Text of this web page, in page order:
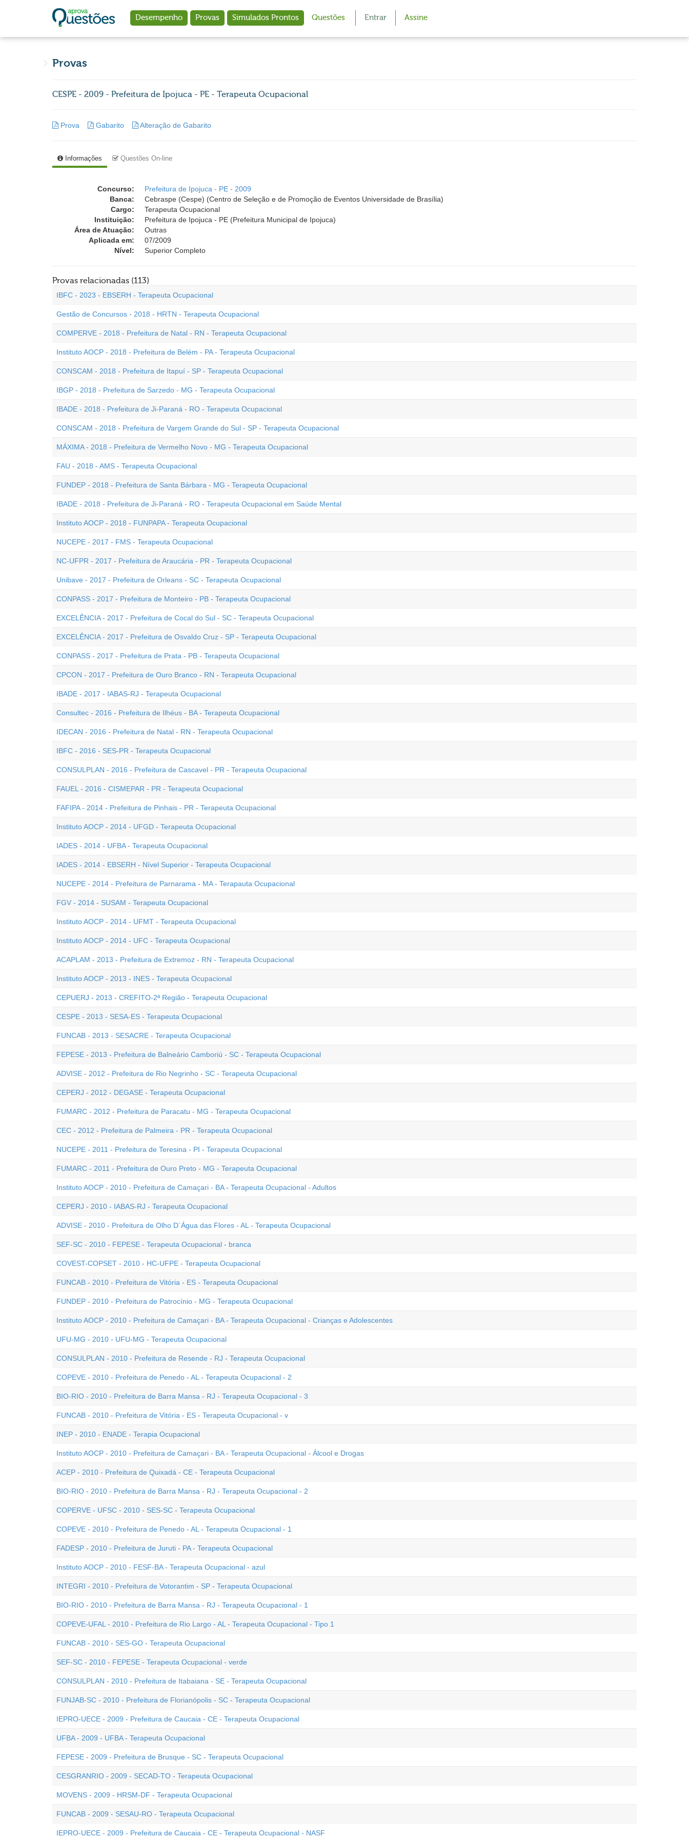
Desempenho Provas Simulados Prontos Questões Entrar Assine
Provas
CESPE - 2009 - Prefeitura de Ipojuca - PE - Terapeuta Ocupacional
Prova Gabarito Alteração de Gabarito
Informações Questões On-line
Concurso:
Prefeitura de Ipojuca - PE - 2009
Banca:
Cebraspe (Cespe) (Centro de Seleção e de Promoção de Eventos Universidade de Brasília)
Cargo:
Terapeuta Ocupacional
Instituição:
Prefeitura de Ipojuca - PE (Prefeitura Municipal de Ipojuca)
Área de Atuação:
Outras
Aplicada em:
07/2009
Nível:
Superior Completo
Provas relacionadas (113)
IBFC - 2023 - EBSERH - Terapeuta Ocupacional
Gestão de Concursos - 2018 - HRTN - Terapeuta Ocupacional
COMPERVE - 2018 - Prefeitura de Natal - RN - Terapeuta Ocupacional
Instituto AOCP - 2018 - Prefeitura de Belém - PA - Terapeuta Ocupacional
CONSCAM - 2018 - Prefeitura de Itapuí - SP - Terapeuta Ocupacional
IBGP - 2018 - Prefeitura de Sarzedo - MG - Terapeuta Ocupacional
IBADE - 2018 - Prefeitura de Ji-Paraná - RO - Terapeuta Ocupacional
CONSCAM - 2018 - Prefeitura de Vargem Grande do Sul - SP - Terapeuta Ocupacional
MÁXIMA - 2018 - Prefeitura de Vermelho Novo - MG - Terapeuta Ocupacional
FAU - 2018 - AMS - Terapeuta Ocupacional
FUNDEP - 2018 - Prefeitura de Santa Bárbara - MG - Terapeuta Ocupacional
IBADE - 2018 - Prefeitura de Ji-Paraná - RO - Terapeuta Ocupacional em Saúde Mental
Instituto AOCP - 2018 - FUNPAPA - Terapeuta Ocupacional
NUCEPE - 2017 - FMS - Terapeuta Ocupacional
NC-UFPR - 2017 - Prefeitura de Araucária - PR - Terapeuta Ocupacional
Unibave - 2017 - Prefeitura de Orleans - SC - Terapeuta Ocupacional
CONPASS - 2017 - Prefeitura de Monteiro - PB - Terapeuta Ocupacional
EXCELÊNCIA - 2017 - Prefeitura de Cocal do Sul - SC - Terapeuta Ocupacional
EXCELÊNCIA - 2017 - Prefeitura de Osvaldo Cruz - SP - Terapeuta Ocupacional
CONPASS - 2017 - Prefeitura de Prata - PB - Terapeuta Ocupacional
CPCON - 2017 - Prefeitura de Ouro Branco - RN - Terapeuta Ocupacional
IBADE - 2017 - IABAS-RJ - Terapeuta Ocupacional
Consultec - 2016 - Prefeitura de Ilhéus - BA - Terapeuta Ocupacional
IDECAN - 2016 - Prefeitura de Natal - RN - Terapeuta Ocupacional
IBFC - 2016 - SES-PR - Terapeuta Ocupacional
CONSULPLAN - 2016 - Prefeitura de Cascavel - PR - Terapeuta Ocupacional
FAUEL - 2016 - CISMEPAR - PR - Terapeuta Ocupacional
FAFIPA - 2014 - Prefeitura de Pinhais - PR - Terapeuta Ocupacional
Instituto AOCP - 2014 - UFGD - Terapeuta Ocupacional
IADES - 2014 - UFBA - Terapeuta Ocupacional
IADES - 2014 - EBSERH - Nível Superior - Terapeuta Ocupacional
NUCEPE - 2014 - Prefeitura de Parnarama - MA - Terapauta Ocupacional
FGV - 2014 - SUSAM - Terapeuta Ocupacional
Instituto AOCP - 2014 - UFMT - Terapeuta Ocupacional
Instituto AOCP - 2014 - UFC - Terapeuta Ocupacional
ACAPLAM - 2013 - Prefeitura de Extremoz - RN - Terapeuta Ocupacional
Instituto AOCP - 2013 - INES - Terapeuta Ocupacional
CEPUERJ - 2013 - CREFITO-2ª Região - Terapeuta Ocupacional
CESPE - 2013 - SESA-ES - Terapeuta Ocupacional
FUNCAB - 2013 - SESACRE - Terapeuta Ocupacional
FEPESE - 2013 - Prefeitura de Balneário Camboriú - SC - Terapeuta Ocupacional
ADVISE - 2012 - Prefeitura de Rio Negrinho - SC - Terapeuta Ocupacional
CEPERJ - 2012 - DEGASE - Terapeuta Ocupacional
FUMARC - 2012 - Prefeitura de Paracatu - MG - Terapeuta Ocupacional
CEC - 2012 - Prefeitura de Palmeira - PR - Terapeuta Ocupacional
NUCEPE - 2011 - Prefeitura de Teresina - PI - Terapeuta Ocupacional
FUMARC - 2011 - Prefeitura de Ouro Preto - MG - Terapeuta Ocupacional
Instituto AOCP - 2010 - Prefeitura de Camaçari - BA - Terapeuta Ocupacional - Adultos
CEPERJ - 2010 - IABAS-RJ - Terapeuta Ocupacional
ADVISE - 2010 - Prefeitura de Olho D`Água das Flores - AL - Terapeuta Ocupacional
SEF-SC - 2010 - FEPESE - Terapeuta Ocupacional - branca
COVEST-COPSET - 2010 - HC-UFPE - Terapeuta Ocupacional
FUNCAB - 2010 - Prefeitura de Vitória - ES - Terapeuta Ocupacional
FUNDEP - 2010 - Prefeitura de Patrocínio - MG - Terapeuta Ocupacional
Instituto AOCP - 2010 - Prefeitura de Camaçari - BA - Terapeuta Ocupacional - Crianças e Adolescentes
UFU-MG - 2010 - UFU-MG - Terapeuta Ocupacional
CONSULPLAN - 2010 - Prefeitura de Resende - RJ - Terapeuta Ocupacional
COPEVE - 2010 - Prefeitura de Penedo - AL - Terapeuta Ocupacional - 2
BIO-RIO - 2010 - Prefeitura de Barra Mansa - RJ - Terapeuta Ocupacional - 3
FUNCAB - 2010 - Prefeitura de Vitória - ES - Terapeuta Ocupacional - v
INEP - 2010 - ENADE - Terapia Ocupacional
Instituto AOCP - 2010 - Prefeitura de Camaçari - BA - Terapeuta Ocupacional - Álcool e Drogas
ACEP - 2010 - Prefeitura de Quixadá - CE - Terapeuta Ocupacional
BIO-RIO - 2010 - Prefeitura de Barra Mansa - RJ - Terapeuta Ocupacional - 2
COPERVE - UFSC - 2010 - SES-SC - Terapeuta Ocupacional
COPEVE - 2010 - Prefeitura de Penedo - AL - Terapeuta Ocupacional - 1
FADESP - 2010 - Prefeitura de Juruti - PA - Terapeuta Ocupacional
Instituto AOCP - 2010 - FESF-BA - Terapeuta Ocupacional - azul
INTEGRI - 2010 - Prefeitura de Votorantim - SP - Terapeuta Ocupacional
BIO-RIO - 2010 - Prefeitura de Barra Mansa - RJ - Terapeuta Ocupacional - 1
COPEVE-UFAL - 2010 - Prefeitura de Rio Largo - AL - Terapeuta Ocupacional - Tipo 1
FUNCAB - 2010 - SES-GO - Terapeuta Ocupacional
SEF-SC - 2010 - FEPESE - Terapeuta Ocupacional - verde
CONSULPLAN - 2010 - Prefeitura de Itabaiana - SE - Terapeuta Ocupacional
FUNJAB-SC - 2010 - Prefeitura de Florianópolis - SC - Terapeuta Ocupacional
IEPRO-UECE - 2009 - Prefeitura de Caucaia - CE - Terapeuta Ocupacional
UFBA - 2009 - UFBA - Terapeuta Ocupacional
FEPESE - 2009 - Prefeitura de Brusque - SC - Terapeuta Ocupacional
CESGRANRIO - 2009 - SECAD-TO - Terapeuta Ocupacional
MOVENS - 2009 - HRSM-DF - Terapeuta Ocupacional
FUNCAB - 2009 - SESAU-RO - Terapeuta Ocupacional
IEPRO-UECE - 2009 - Prefeitura de Caucaia - CE - Terapeuta Ocupacional - NASF